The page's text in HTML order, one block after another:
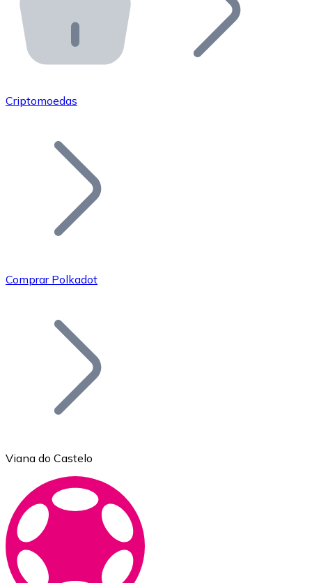
API Bitnovo
Integre nossa API no seu ecossistema.
Junte-se à nossa rede de revendedores e comercialize
Adicione o token do seu projeto ao nosso serviço de
Bitcoin
Ethereum
ETH
Criptomoedas
Comprar Polkadot
Viana do Castelo